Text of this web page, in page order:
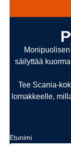
säilyttää
Tee Scania-
lomakkeelle,
Etunimi